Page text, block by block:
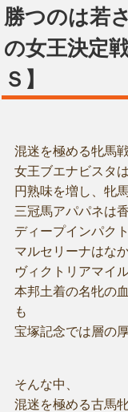
勝つのは若
の女王決定
Ｓ】
混迷を極める牝馬戦
女王ブエナビスタ
円熟味を増し、牝
三冠馬アパパネは
ディープインパク
マルセリーナはな
ヴィクトリアマイ
本邦土着の名牝の
も
宝塚記念では層の
そんな中、
混迷を極める古馬